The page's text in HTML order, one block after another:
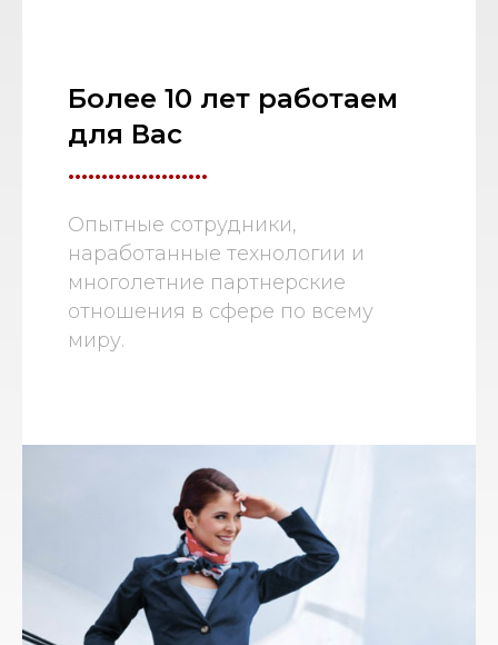
Более 10 лет работаем
для Вас
.....................
Опытные сотрудники,
наработанные технологии и
многолетние партнерские
отношения в сфере по всему
миру.